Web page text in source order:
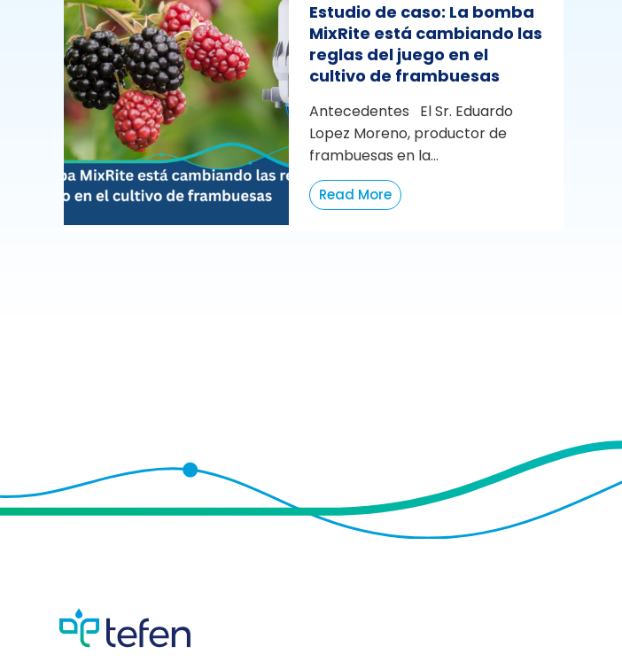
Estudio de caso: La bomba
MixRite está cambiando las
reglas del juego en el
cultivo de frambuesas
Antecedentes El Sr. Eduardo
Lopez Moreno, productor de
frambuesas en la...
Read More